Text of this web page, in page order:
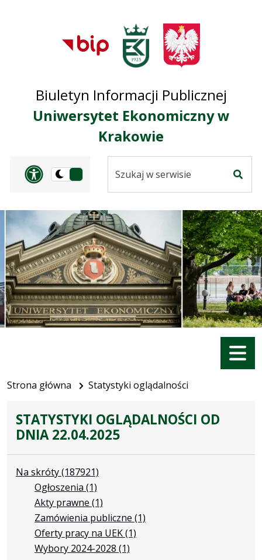
Przejdź do
głównego menu
Przejdź do treści
Przejdź do mapy
serwisu
Biuletyn Informacji Publicznej
Uniwersytet Ekonomiczny w
Krakowie
Panel dostosowania
Przełącz
ciemną
serwisie
Menu
Strona główna Statystyki oglądalności
STATYSTYKI OGLĄDALNOŚCI OD
DNIA 22.04.2025
Na skróty(187921)
Ogłoszenia (1)
Akty prawne (1)
Zamówienia publiczne (1)
Oferty pracy na UEK(1)
Wybory 2024-2028 (1)